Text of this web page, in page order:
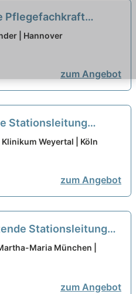
Pflegefachkraft
| Hannover
zum Angebot
Stationsleitung
Geriatrie - Wir
Weyertal | Köln
zum Angebot
Stationsleitung
Sie Teil unseres
Maria München |
zum Angebot